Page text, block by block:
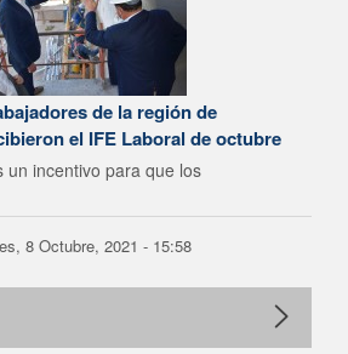
de la región de
el IFE Laboral de octubre
un incentivo para que los
8 Octubre, 2021 - 15:58